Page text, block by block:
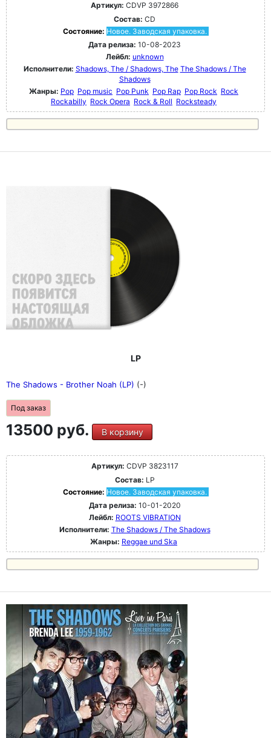
Артикул: CDVP 3972866
Состав: CD
Состояние: Новое. Заводская упаковка.
Дата релиза: 10-08-2023
Лейбл: unknown
Исполнители: Shadows, The / Shadows, The The Shadows / The
Shadows
Жанры: Pop Pop music Pop Punk Pop Rap Pop Rock Rock
Rockabilly Rock Opera Rock & Roll Rocksteady
LP
The Shadows - Brother Noah (LP) (-)
Под заказ
13500 руб. В корзину
Артикул: CDVP 3823117
Состав: LP
Состояние: Новое. Заводская упаковка.
Дата релиза: 10-01-2020
Лейбл: ROOTS VIBRATION
Исполнители: The Shadows / The Shadows
Жанры: Reggae und Ska